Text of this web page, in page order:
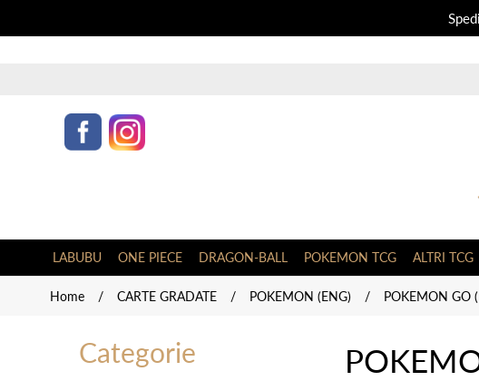
LABUBU ONE PIECE DRAGON-BALL POKEMON TCG ALTRI TCG
Home / CARTE GRADATE / POKEMON (ENG) / POKEMON GO
Categorie